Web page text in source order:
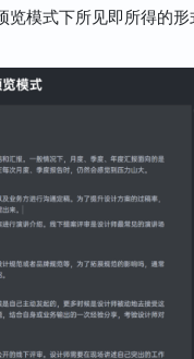
模式下所见即所得的形